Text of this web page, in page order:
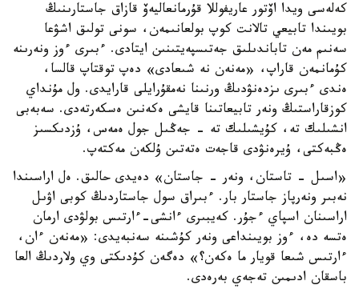
كەلەسى ويدا اۆتور عاريفوللا قۇرمانعاليەۆ قازاق جاستارىنىڭ
بويىندا تابيعي تالانت كوپ بولعانىمەن، سونى تولىق اشۋعا
سەنىم مەن تاباندىلىق جەتىسپەيتىنىن ايتادى. ءبىرى ءوز ونەرىنە
كۇمانمەن قاراپ، «مەنەن نە شىعادى» دەپ توقتاپ قالسا،
ەندى ءبىرى ىزدەنۋدىڭ ورنىنا نەمقۇرايلى قارايدى. ول مۇنداي
كوزقاراستىڭ ونەر تابيعاتىنا قايشى ەكەنىن ەسكەرتەدى. سەبەبى
انشىلىك تە، كۇيشىلىك تە - جەڭىل جول ەمەس، ۇزدىكسىز
ەڭبەكتى، ۇيرەنۋدى قاجەت ەتەتىن ۇلكەن مەكتەپ.
«اسىل - تاستان، ونەر - جاستان» دەيدى حالىق. ەل اراسىندا
نەبىر ونەرپاز جاستار بار. ءبىراق سول جاستاردىڭ كوبى اۋىل
اراسىنان اسپاي ءجۇر. كەيبىرى ءانشى-ءارتىس بولۋدى ارمان
ەتسە دە، ءوز بويىنداعى ونەر كۇشىنە سەنبەيدى: «مەنەن ءان،
ءارتىس شىعا قويار ما ەكەن؟» دەگەن كۇدىكتى وي ولاردىڭ العا
باسقان ادىمىن تەجەي بەرەدى.